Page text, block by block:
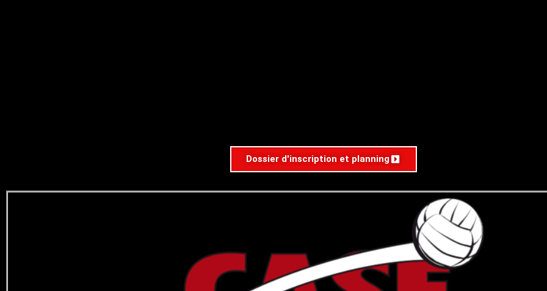
Dossier d'inscription et planning